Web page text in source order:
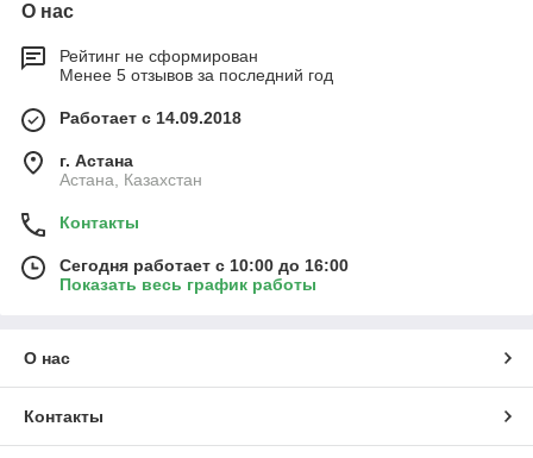
О нас
Рейтинг не сформирован
Менее 5 отзывов за последний год
Работает с 14.09.2018
г. Астана
Астана, Казахстан
Контакты
Сегодня работает с 10:00 до 16:00
Показать весь график работы
О нас
Контакты